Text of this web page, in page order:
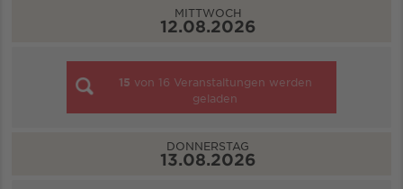
MITTWOCH
12.08.2026
15 von 16 Veranstaltungen werden
geladen
DONNERSTAG
13.08.2026